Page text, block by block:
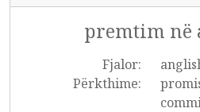
premtim në
Fjalor:
Përkthime: